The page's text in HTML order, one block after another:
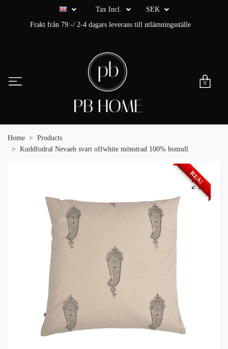
Tax Incl.
SEK
Frakt från 79:-/ 2-4 dagars leverans till utlämningsställe
0
Home
Products
Kuddfodral Nevaeh svart offwhite mönstrad 100% bomull
REA!